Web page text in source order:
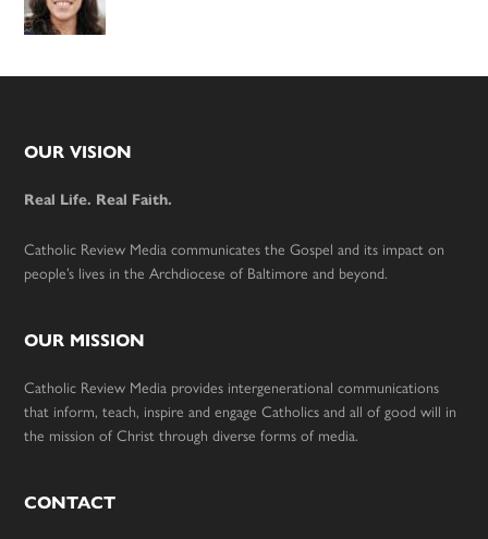
Footer
OUR VISION
Real Life. Real Faith.
Catholic Review Media communicates the Gospel and its impact on
people’s lives in the Archdiocese of Baltimore and beyond.
OUR MISSION
Catholic Review Media provides intergenerational communications
that inform, teach, inspire and engage Catholics and all of good will in
the mission of Christ through diverse forms of media.
CONTACT